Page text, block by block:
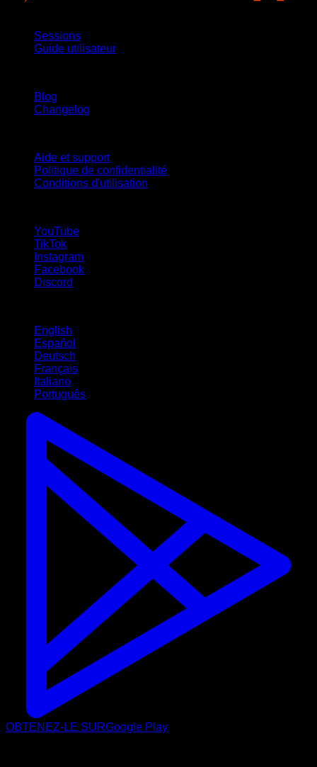
Sessions
Guide utilisateur
Blog
Changelog
Aide et support
Politique de confidentialité
Conditions d'utilisation
YouTube
TikTok
Instagram
Facebook
Discord
English
Español
Deutsch
Français
Italiano
Português
OBTENEZ-LE SURGoogle Play